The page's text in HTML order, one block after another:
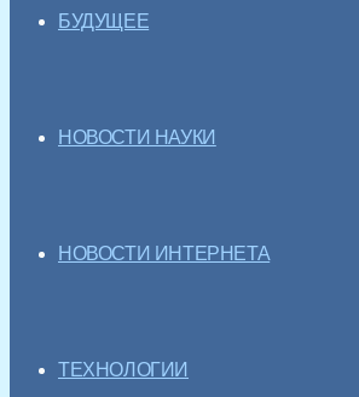
БУДУЩЕЕ
НОВОСТИ НАУКИ
НОВОСТИ ИНТЕРНЕТА
ТЕХНОЛОГИИ